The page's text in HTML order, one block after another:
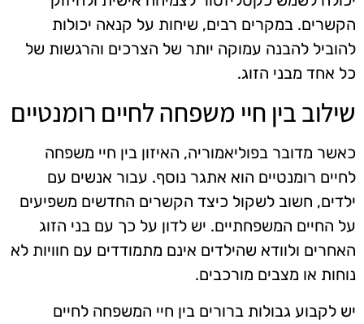
הקשרים. במקרים רבים, שיחות על קנאה יכולות
להוביל להבנה עמוקה יותר של הצרכים והרגשות של
כל אחד מבני הזוג.
שילוב בין חיי משפחה לחיים רומנטיים
כאשר מדובר בפוליאמוריה, האיזון בין חיי משפחה
לחיים רומנטיים הוא אתגר נוסף. עבור אנשים עם
ילדים, חשוב לשקול כיצד הקשרים החדשים משפיעים
על החיים המשפחתיים. יש לדון על כך עם בני הזוג
האחרים ולוודא שהילדים אינם מתמודדים עם חוויות לא
נוחות או מצבים מורכבים.
יש לקבוע גבולות ברורים בין חיי המשפחה לחיים